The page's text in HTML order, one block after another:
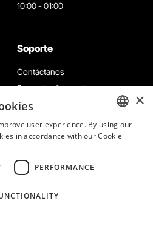
10:00 - 01:00
Soporte
Contáctanos
Preguntas frecuentes
Términos y condiciones
Política de privacidad y cookies
Trabaja con nosotros
Libro de reclamaciones
ENGLISH
×
user experience. By using our
in accordance with our Cookie
PERFORMANCE